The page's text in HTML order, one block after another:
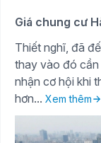
Giá chung cư
Thiết nghĩ, đã
thay vào đó
nhận cơ hội khi
hơn... Xem thêm